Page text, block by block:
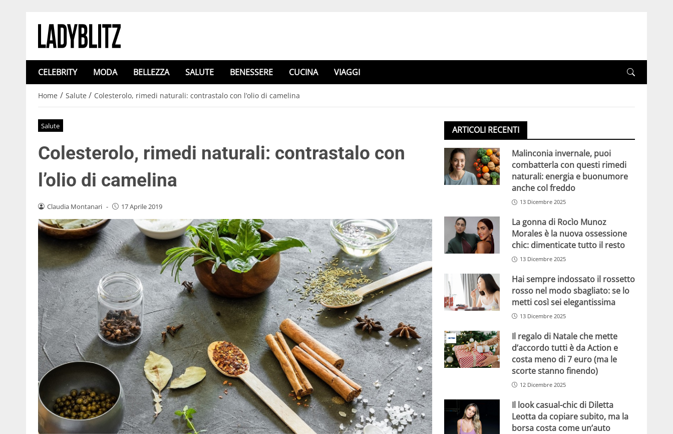
CELEBRITY MODA BELLEZZA SALUTE BENESSERE CUCINA VIAGGI
Home / Salute / Colesterolo, rimedi naturali: contrastalo con l’olio di camelina
Salute
Colesterolo, rimedi naturali: contrastalo con
l’olio di camelina
Claudia Montanari - 17 Aprile 2019
ARTICOLI RECENTI
Malinconia invernale, puoi
combatterla con questi rimedi
naturali: energia e buonumore
anche col freddo
13 Dicembre 2025
La gonna di Rocìo Munoz
Morales è la nuova ossessione
chic: dimenticate tutto il resto
13 Dicembre 2025
Hai sempre indossato il rossetto
rosso nel modo sbagliato: se lo
metti così sei elegantissima
13 Dicembre 2025
Il regalo di Natale che mette
d’accordo tutti è da Action e
costa meno di 7 euro (ma le
scorte stanno finendo)
12 Dicembre 2025
Il look casual-chic di Diletta
Leotta da copiare subito, ma la
borsa costa come un’auto